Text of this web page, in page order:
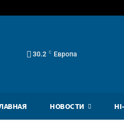
30.2 C Европа
НОВОСТИ